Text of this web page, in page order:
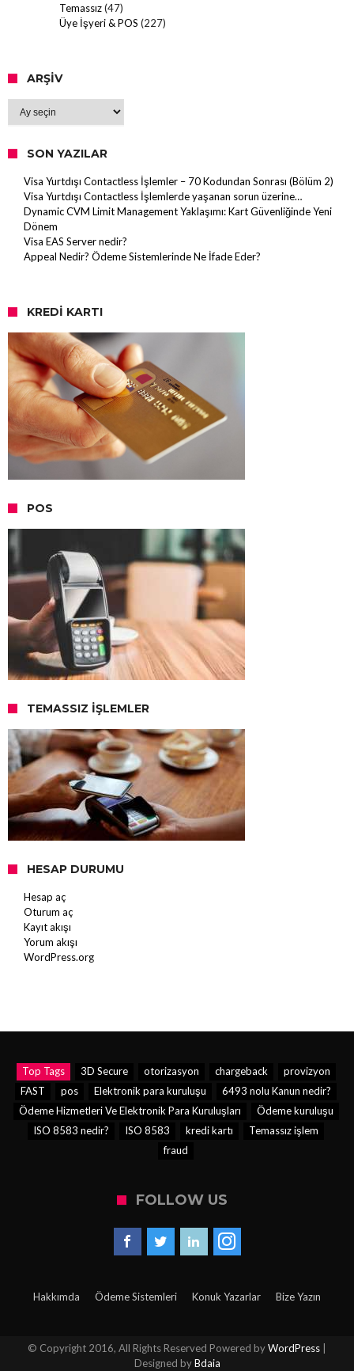
Temassız(47)
Üye İşyeri & POS (227)
ARŞIV
SON YAZILAR
Visa Yurtdışı Contactless İşlemler – 70 Kodundan Sonrası (Bölüm 2)
Visa Yurtdışı Contactless İşlemlerde yaşanan sorun üzerine…
Dynamic CVM Limit Management Yaklaşımı: Kart Güvenliğinde Yeni
Dönem
Visa EAS Server nedir?
Appeal Nedir? Ödeme Sistemlerinde Ne İfade Eder?
KREDI KARTI
POS
TEMASSIZ İŞLEMLER
HESAP DURUMU
Hesap aç
Oturum aç
Kayıt akışı
Yorum akışı
WordPress.org
Top Tags 3D Secure otorizasyon chargeback
provizyon
FAST
pos Elektronik para kuruluşu
6493 nolu Kanun nedir?
Ödeme Hizmetleri Ve Elektronik Para Kuruluşları
Ödeme kuruluşu
ISO 8583 nedir?
ISO 8583 kredi kartı
Temassız işlem
fraud
FOLLOW US
Hakkımda Ödeme Sistemleri Konuk Yazarlar Bize Yazın
© Copyright 2016, All Rights Reserved Powered byWordPress
Designed byBdaia